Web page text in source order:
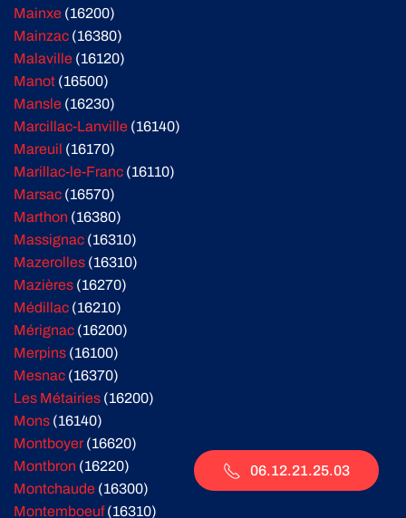
Mainxe (16200)
Mainzac (16380)
Malaville (16120)
Manot (16500)
Mansle (16230)
Marcillac-Lanville (16140)
Mareuil (16170)
Marillac-le-Franc (16110)
Marsac (16570)
Marthon (16380)
Massignac (16310)
Mazerolles (16310)
Mazières (16270)
Médillac (16210)
Mérignac (16200)
Merpins (16100)
Mesnac (16370)
Les Métairies (16200)
Mons (16140)
Montboyer(16620)
Montbron (16220)
Montchaude (16300)
Montemboeuf(16310)
06.12.21.25.03